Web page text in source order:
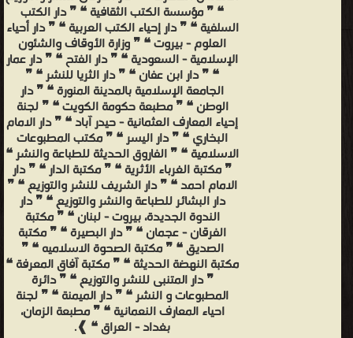
❝ ❞ مؤسسة الكتب الثقافية ❝ ❞ دار الكتب
السلفية ❝ ❞ دار إحياء الكتب العربية ❝ ❞ دار أحياء
العلوم - بيروت ❝ ❞ وزارة الأوقاف والشئون
الإسلامية - السعودية ❝ ❞ دار الفتح ❝ ❞ دار عمار
❝ ❞ دار ابن عفان ❝ ❞ دار الثريا للنشر ❝ ❞
الجامعة الإسلامية بالمدينة المنورة ❝ ❞ دار
الوطن ❝ ❞ مطبعة حكومة الكويت ❝ ❞ لجنة
إحياء المعارف العثمانية - حيدر آباد ❝ ❞ دار الامام
البخاري ❝ ❞ دار اليسر ❝ ❞ مكتب المطبوعات
الاسلامية ❝ ❞ الفاروق الحديثة للطباعة والنشر ❝
❞ مكتبة الغرباء الأثرية ❝ ❞ مكتبة الدار ❝ ❞ دار
الامام احمد ❝ ❞ دار الشريف للنشر والتوزيع ❝ ❞
دار البشائر للطباعة والنشر والتوزيع ❝ ❞ دار
الندوة الجديدة، بيروت - لبنان ❝ ❞ مكتبة
الفرقان - عجمان ❝ ❞ دار البصيرة ❝ ❞ مكتبة
الصديق ❝ ❞ مكتبة الصحوة الاسلاميه ❝ ❞
مكتبة النهضة الحديثة ❝ ❞ مكتبة آفاق المعرفة ❝
❞ دار المتنبى للنشر والتوزيع ❝ ❞ دائرة
المطبوعات و النشر ❝ ❞ دار الميمنة ❝ ❞ لجنة
احياء المعارف النعمانية ❝ ❞ مطبعة الزمان،
بغداد - العراق ❝ ❱.